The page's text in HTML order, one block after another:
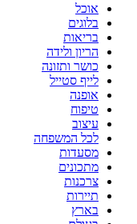
אוכל
בלוגים
בריאות
הריון ולידה
כושר ותזונה
לייף סטייל
אופנה
טיפוח
עיצוב
לכל המשפחה
מסעדות
מתכונים
צרכנות
תיירות
בארץ